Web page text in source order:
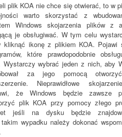
plik KOA nie chce się otwierać, to w
warto skorzystać z
Windows skojarzenia plików z
je obsługiwać. W tym celu
kliknąć ikonę z plikiem KOA. Pojawi
które prawdopodobnie
Wystarczy wybrać jeden z nich, aby
za jego pomocą
Nieprawidłowe
że Windows będzie zawsze
plik KOA przy pomocy złego
jeśli na dysku będzie
wypadku należy dokonać